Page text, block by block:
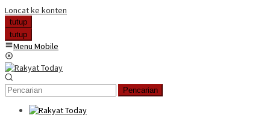
Loncat ke konten
tutup
tutup
Menu Mobile
Pencarian